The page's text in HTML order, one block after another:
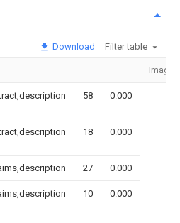
Download Filter table
Image
58 0.000
18 0.000
27 0.000
10 0.000